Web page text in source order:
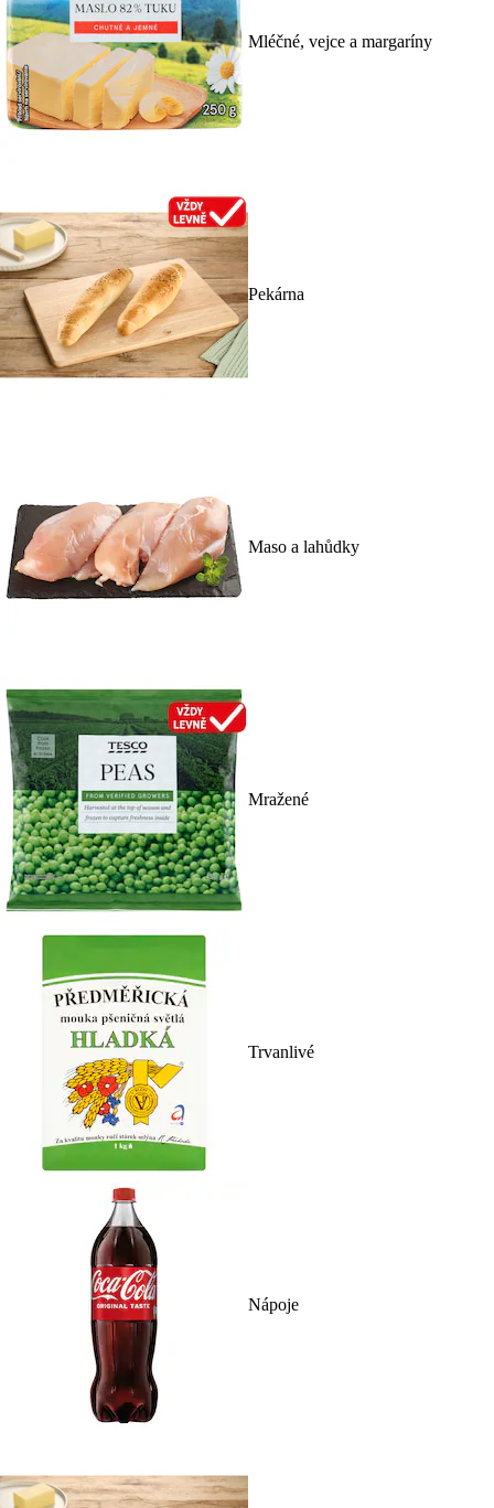
Mléčné, vejce a margaríny
Pekárna
Maso a lahůdky
Mražené
Trvanlivé
Nápoje